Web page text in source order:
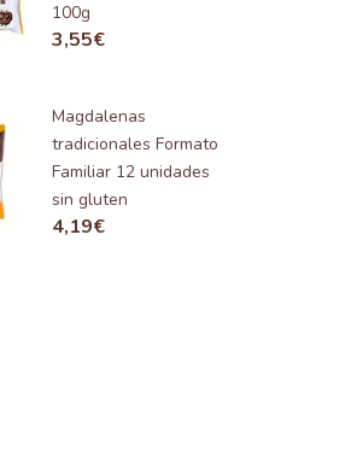
100g
3,55€
Magdalenas
tradicionales Formato
Familiar 12 unidades
sin gluten
4,19€